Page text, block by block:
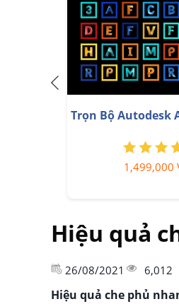
Advanced
Hiệu quả
26/08/2021 6,012
Hiệu quả che phủ